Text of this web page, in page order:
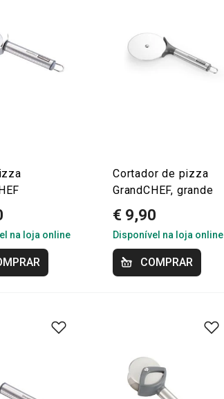
na loja online
Cortador de pizza
GrandCHEF, grande
€ 9,90
Disponível na loja online
COMPRAR